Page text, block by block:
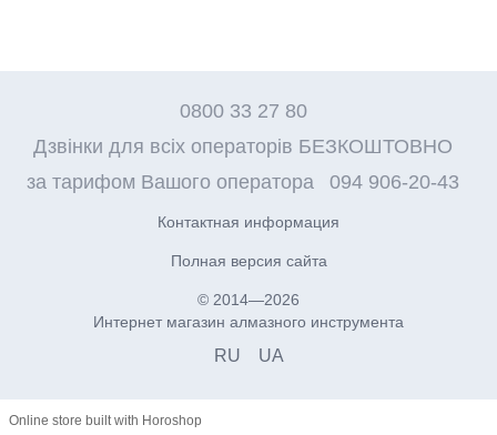
0800 33 27 80
Дзвінки для всіх операторів БЕЗКОШТОВНО
за тарифом Вашого оператора
094 906-20-43
Контактная информация
Полная версия сайта
© 2014—2026
Интернет магазин алмазного инструмента
RU UA
Online store built with Horoshop